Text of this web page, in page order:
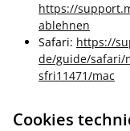
https://
ablehnen
Safari: https://
de/guide/safari/
sfri11471/mac
Cookies